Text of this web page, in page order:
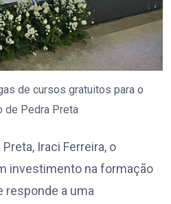
de cursos gratuitos para o
de Pedra Preta
Iraci Ferreira, o
investimento na formação
responde a uma